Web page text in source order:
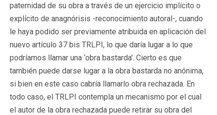
paternidad de su obra a través de un ejercicio implícito o
explícito de anagnórisis -reconocimiento autoral-, cuando
le haya podido ser previamente atribuida en aplicación del
nuevo artículo 37 bis TRLPI, lo que daría lugar a lo que
podríamos llamar una ‘obra bastarda'. Cierto es que
también puede darse lugar a la obra bastarda no anónima,
si bien en este caso cabría llamarlo obra rechazada. En
todo caso, el TRLPI contempla un mecanismo por el cual
el autor de la obra rechazada puede retirar su obra del